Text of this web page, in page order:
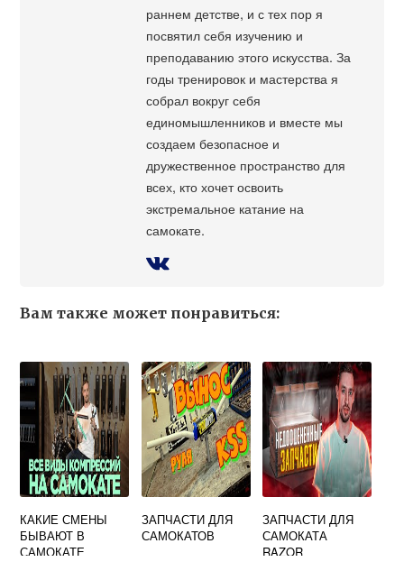
раннем детстве, и с тех пор я
посвятил себя изучению и
преподаванию этого искусства. За
годы тренировок и мастерства я
собрал вокруг себя
единомышленников и вместе мы
создаем безопасное и
дружественное пространство для
всех, кто хочет освоить
экстремальное катание на
самокате.
Вам также может понравиться:
КАКИЕ СМЕНЫ
БЫВАЮТ В
САМОКАТЕ
ЗАПЧАСТИ ДЛЯ
САМОКАТОВ
ЗАПЧАСТИ ДЛЯ
САМОКАТА
RAZOR